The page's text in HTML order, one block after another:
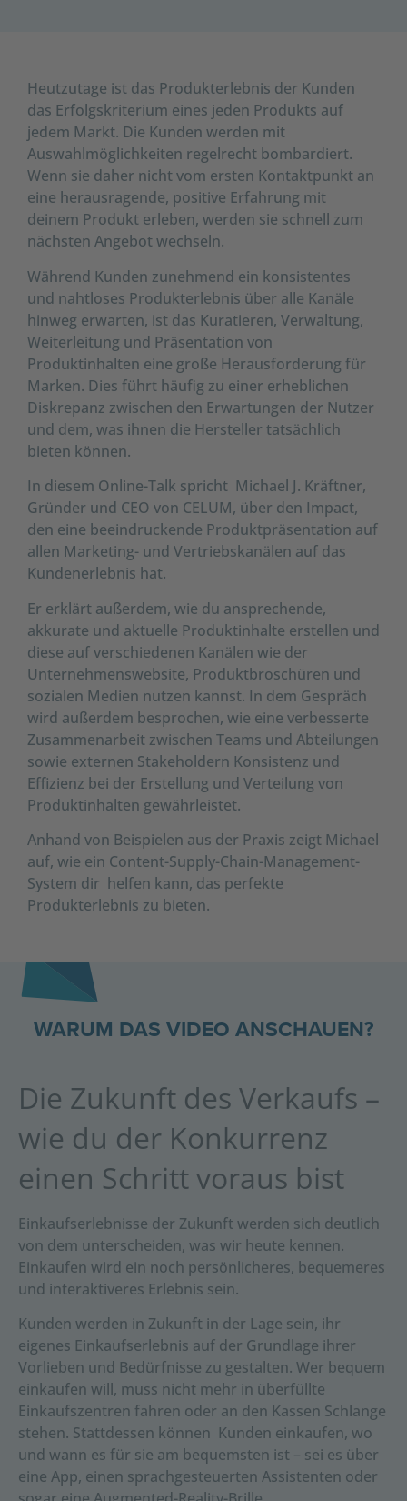
MEHR INFORMATIONEN
AKZEPTIEREN
powered byUsercentrics Consent
Management Platform
Heutzutage ist das Produkterlebnis der Kunden
das Erfolgskriterium eines jeden Produkts auf
jedem Markt. Die Kunden werden mit
Auswahlmöglichkeiten regelrecht bombardiert.
Wenn sie daher nicht vom ersten Kontaktpunkt an
eine herausragende, positive Erfahrung mit
deinem Produkt erleben, werden sie schnell zum
nächsten Angebot wechseln.
Während Kunden zunehmend ein konsistentes
und nahtloses Produkterlebnis über alle Kanäle
hinweg erwarten, ist das Kuratieren, Verwaltung,
Weiterleitung und Präsentation von
Produktinhalten eine große Herausforderung für
Marken. Dies führt häufig zu einer erheblichen
Diskrepanz zwischen den Erwartungen der Nutzer
und dem, was ihnen die Hersteller tatsächlich
bieten können.
In diesem Online-Talk spricht Michael J. Kräftner,
Gründer und CEO von CELUM, über den Impact,
den eine beeindruckende Produktpräsentation auf
allen Marketing- und Vertriebskanälen auf das
Kundenerlebnis hat.
Er erklärt außerdem, wie du ansprechende,
akkurate und aktuelle Produktinhalte erstellen und
diese auf verschiedenen Kanälen wie der
Unternehmenswebsite, Produktbroschüren und
sozialen Medien nutzen kannst. In dem Gespräch
wird außerdem besprochen, wie eine verbesserte
Zusammenarbeit zwischen Teams und Abteilungen
sowie externen Stakeholdern Konsistenz und
Effizienz bei der Erstellung und Verteilung von
Produktinhalten gewährleistet.
Anhand von Beispielen aus der Praxis zeigt Michael
auf, wie ein Content-Supply-Chain-Management-
System dir helfen kann, das perfekte
Produkterlebnis zu bieten.
WARUM DAS VIDEO ANSCHAUEN?
Die Zukunft des Verkaufs –
wie du der Konkurrenz
einen Schritt voraus bist
Einkaufserlebnisse der Zukunft werden sich deutlich
von dem unterscheiden, was wir heute kennen.
Einkaufen wird ein noch persönlicheres, bequemeres
und interaktiveres Erlebnis sein.
Kunden werden in Zukunft in der Lage sein, ihr
eigenes Einkaufserlebnis auf der Grundlage ihrer
Vorlieben und Bedürfnisse zu gestalten. Wer bequem
einkaufen will, muss nicht mehr in überfüllte
Einkaufszentren fahren oder an den Kassen Schlange
stehen. Stattdessen können Kunden einkaufen, wo
und wann es für sie am bequemsten ist – sei es über
eine App, einen sprachgesteuerten Assistenten oder